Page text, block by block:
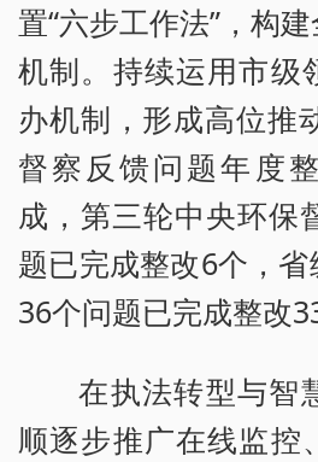
置“六步工作法”，构
机制。持续运用市级
办机制，形成高位推
督察反馈问题年度
成，第三轮中央环保
题已完成整改6个，
36个问题已完成整改33
在执法转型与智
顺逐步推广在线监控